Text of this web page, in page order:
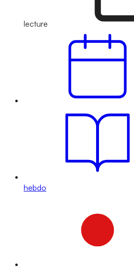
lecture
hebdo